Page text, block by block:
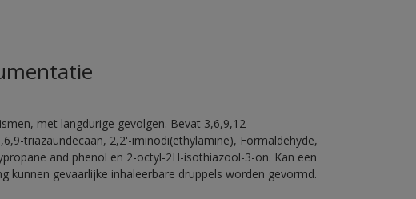
met langdurige gevolgen. Bevat 3,6,9,12-
triazaündecaan, 2,2'-iminodi(ethylamine), Formaldehyde,
and phenol en 2-octyl-2H-isothiazool-3-on. Kan een
kunnen gevaarlijke inhaleerbare druppels worden gevormd.